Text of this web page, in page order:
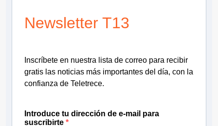
Newsletter T13
Inscríbete en nuestra lista de correo para recibir
gratis las noticias más importantes del día, con la
confianza de Teletrece.
Introduce tu dirección de e-mail para
suscribirte